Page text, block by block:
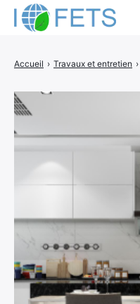
Accueil › Travaux et entretien ›
Métiers du BTP
Guides thermiques